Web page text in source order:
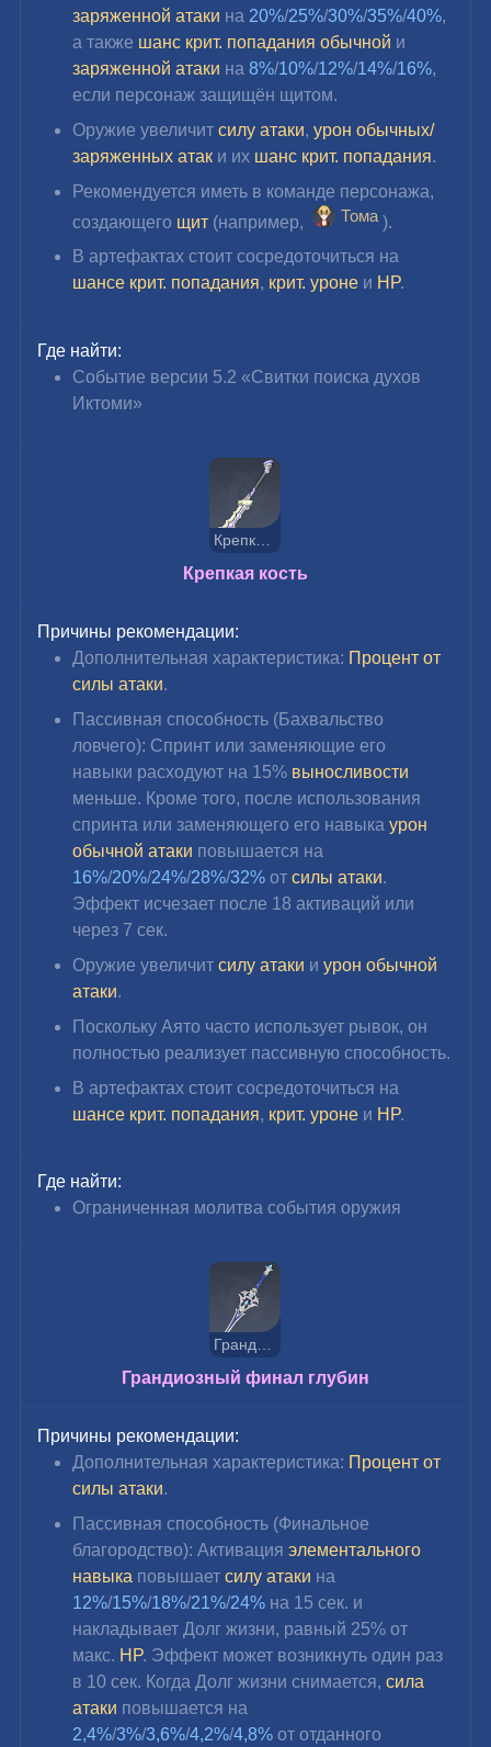
заряженной атаки на 20%/25%/30%/35%/40%,
а также шанс крит. попадания обычной и
заряженной атаки на 8%/10%/12%/14%/16%,
если персонаж защищён щитом.
Оружие увеличит силу атаки, урон обычных/
заряженных атак и их шанс крит. попадания.
Рекомендуется иметь в команде персонажа,
создающего щит (например, Тома ).
В артефактах стоит сосредоточиться на
шансе крит. попадания, крит. уроне и HP.
Где найти:
Событие версии 5.2 «Свитки поиска духов
Иктоми»
Крепкая кость
Крепкая кость
Причины рекомендации:
Дополнительная характеристика: Процент от
силы атаки.
Пассивная способность (Бахвальство
ловчего): Спринт или заменяющие его
навыки расходуют на 15% выносливости
меньше. Кроме того, после использования
спринта или заменяющего его навыка урон
обычной атаки повышается на
16%/20%/24%/28%/32% от силы атаки.
Эффект исчезает после 18 активаций или
через 7 сек.
Оружие увеличит силу атаки и урон обычной
атаки.
Поскольку Аято часто использует рывок, он
полностью реализует пассивную способность.
В артефактах стоит сосредоточиться на
шансе крит. попадания, крит. уроне и HP.
Где найти:
Ограниченная молитва события оружия
Грандиозный финал глубин
Причины рекомендации:
Дополнительная характеристика: Процент от
силы атаки.
Пассивная способность (Финальное
благородство): Активация элементального
навыка повышает силу атаки на
12%/15%/18%/21%/24% на 15 сек. и
накладывает Долг жизни, равный 25% от
макс. HP. Эффект может возникнуть один раз
в 10 сек. Когда Долг жизни снимается, сила
атаки повышается на
2,4%/3%/3,6%/4,2%/4,8% от отданного